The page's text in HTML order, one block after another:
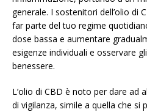
generale. I sostenitori dell’olio di
far parte del tuo regime
dose bassa e aumentare
esigenze individuali e osservare
benessere.
L’olio di CBD è noto per dare ad
di vigilanza, simile a quella che si